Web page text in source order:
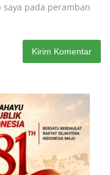
pada peramban